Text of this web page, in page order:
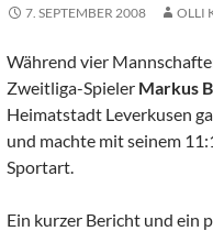
7. SEPTEMBER 2008 OLLI
Während vier
Zweitliga-Spieler Markus
Heimatstadt Leverkusen
und machte mit seinem
Sportart.
Ein kurzer Bericht und ein